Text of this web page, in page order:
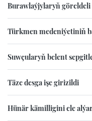
Burawlaýjylaryň
Türkmen medeniýetiniň
Suwçularyň belent
Täze desga işe girizildi
Hünär kämilligini ele